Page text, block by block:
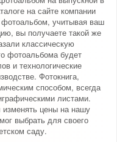
на сайте компании
учитывая ваш
вы получаете такой же
классическую
фотоальбома будет
и технологические
Фотокнига,
способом, всегда
листами.
цены на нашу
выбрать для своего
саду.